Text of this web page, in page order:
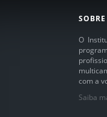
O
com a
Saiba